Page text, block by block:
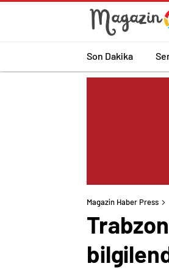
Son Dakika
Magazin Haber Press